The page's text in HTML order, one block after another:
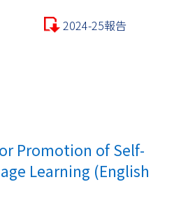
2024-25報告
Promotion of Self-
Learning (English